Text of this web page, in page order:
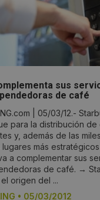
sus
de café
| 05/03/12.-
para la distribución de
y, además de las
más
a complementar sus
de café. →
origen del ...
• 05/03/2012